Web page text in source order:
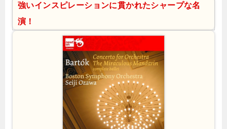
強いインスピレーションに貫かれたシャープな名
演！